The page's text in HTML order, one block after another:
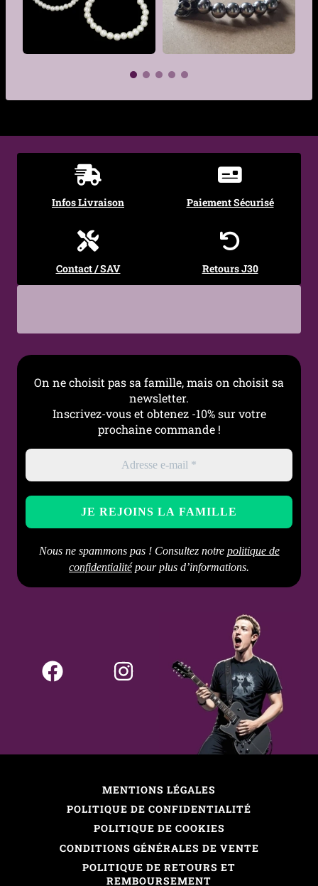
taillée)
Cordon tressé coulissant
alternatif
Occasions
Quotidien, Cadeau,
Infos Livraison Paiement Sécurisé
Contact / SAV Retours J30
On ne choisit pas sa famille, mais on choisit sa
newsletter.
Inscrivez-vous et obtenez -10% sur votre
prochaine commande !
Nous ne spammons pas ! Consultez notre politique de
confidentialitépour plus d’informations.
MENTIONS LÉGALES
POLITIQUE DE CONFIDENTIALITÉ
POLITIQUE DE COOKIES
CONDITIONS GÉNÉRALES DE VENTE
POLITIQUE DE RETOURS ET
REMBOURSEMENT